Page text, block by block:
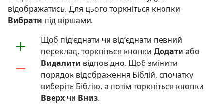
відображатись. Для цього торкніться кнопки
Вибрати під віршами.
Щоб під’єднати чи від’єднати певний
переклад, торкніться кнопки Додати або
Видалити відповідно. Щоб змінити
порядок відображення Біблій, спочатку
виберіть Біблію, а потім торкніться кнопки
Вверх чи Вниз.